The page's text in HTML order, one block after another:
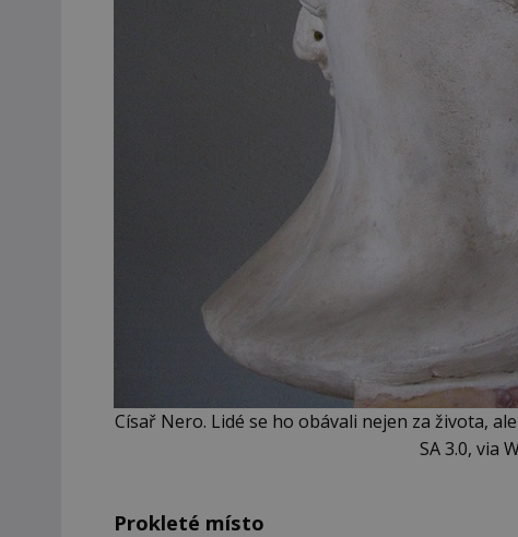
Císař Nero. Lidé se ho obávali nejen za života,
SA 3.0, via
Prokleté místo